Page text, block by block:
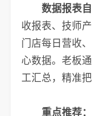
数据报表
收报表、技师
门店每日营收
心数据。老板
工汇总，精准
重点推荐：